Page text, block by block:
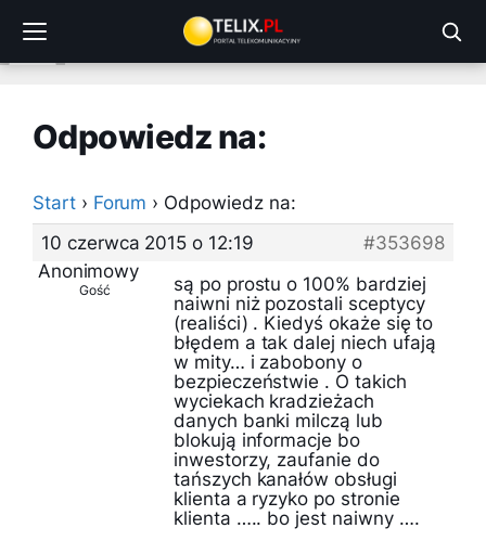
treści
Odpowiedz na:
Start › Forum › Odpowiedz na:
10 czerwca 2015 o 12:19
#353698
Anonimowy
Gość
są po prostu o 100% bardziej
naiwni niż pozostali sceptycy
(realiści) . Kiedyś okaże się to
błędem a tak dalej niech ufają
w mity… i zabobony o
bezpieczeństwie . O takich
wyciekach kradzieżach
danych banki milczą lub
blokują informacje bo
inwestorzy, zaufanie do
tańszych kanałów obsługi
klienta a ryzyko po stronie
klienta ….. bo jest naiwny ….